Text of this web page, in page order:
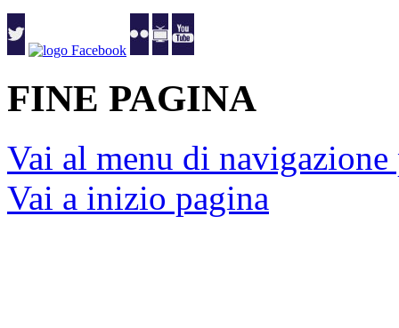
FINE PAGINA
Vai al menu di
Vai a inizio pagina